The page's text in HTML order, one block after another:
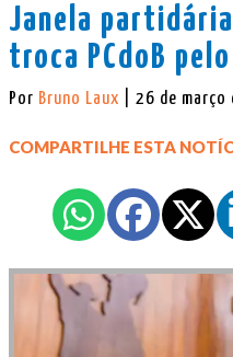
Janela
troca PCdoB pelo
Por Bruno Laux | 26 de
COMPARTILHE ESTA